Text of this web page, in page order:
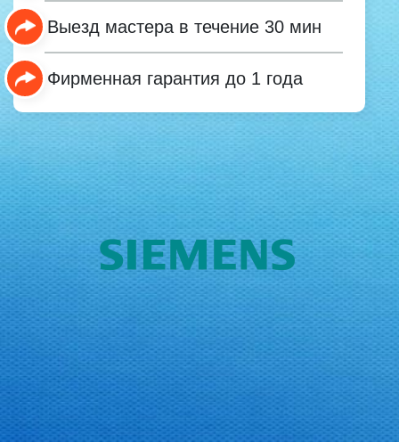
Выезд мастера в течение 30 мин
Фирменная гарантия до 1 года